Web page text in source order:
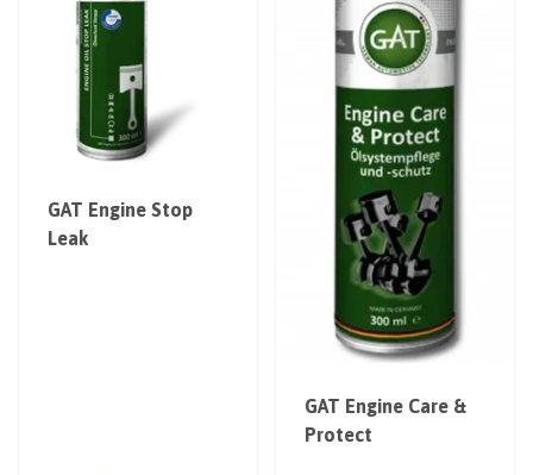
GAT Engine Stop
Leak
GAT Engine Care &
Protect